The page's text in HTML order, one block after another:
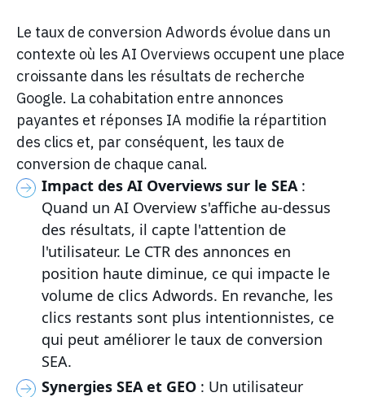
Le taux de conversion Adwords évolue dans un
contexte où les AI Overviews occupent une place
croissante dans les résultats de recherche
Google. La cohabitation entre annonces
payantes et réponses IA modifie la répartition
des clics et, par conséquent, les taux de
conversion de chaque canal.
Impact des AI Overviews sur le SEA :
Quand un AI Overview s'affiche au-dessus
des résultats, il capte l'attention de
l'utilisateur. Le CTR des annonces en
position haute diminue, ce qui impacte le
volume de clics Adwords. En revanche, les
clics restants sont plus intentionnistes, ce
qui peut améliorer le taux de conversion
SEA.
Synergies SEA et GEO : Un utilisateur